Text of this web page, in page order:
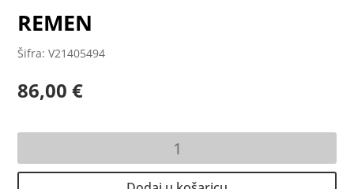
REMEN
Šifra: V21405494
86,00€